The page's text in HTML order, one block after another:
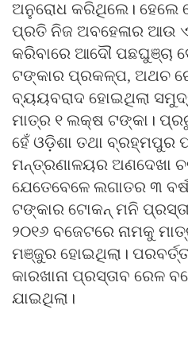
ଅନୁରୋଧ କରିଥିଲେ। ହେଲେ
ପ୍ରତି ନିଜ ଅବହେଳାର ଆଉ
କରିବାରେ ଆଦୌ ପଛଘୁଞ୍ଚା
ଟଙ୍କାର ପ୍ରକଳ୍ପ, ଅଥଚ
ବ୍ୟୟବରାଦ ହୋଇଥିଲା
ମାତ୍ର ୧ ଲକ୍ଷ ଟଙ୍କା।
ହେଁ ଓଡ଼ିଶା ତଥା ବ୍ରହ୍ମପୁର
ମନ୍ତ୍ରଣାଳୟର ଅଣଦେଖା
ଯେତେବେଳେ ଲଗାତର ୩
ଟଙ୍କାର ଟୋକନ୍ ମନି
୨୦୧୬ ବଜେଟରେ ନାମକୁ
ମଞ୍ଜୁର ହୋଇଥିଲା।
କାରଖାନା ପ୍ରସ୍ତାବ ରେଳ
ଯାଇଥିଲା।